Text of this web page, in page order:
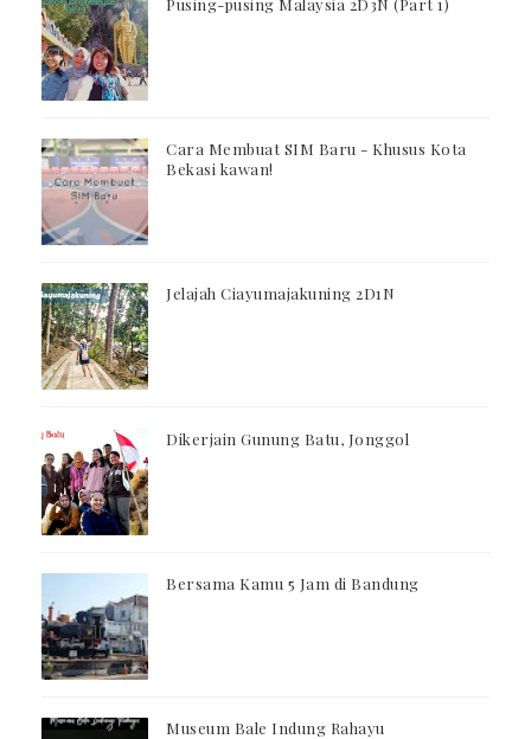
Pusing-pusing Malaysia 2D3N (Part 1)
Cara Membuat SIM Baru - Khusus Kota
Bekasi kawan!
Jelajah Ciayumajakuning 2D1N
Dikerjain Gunung Batu, Jonggol
Bersama Kamu 5 Jam di Bandung
Museum Bale Indung Rahayu